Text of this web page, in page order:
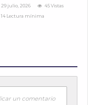
29 julio, 2026
45 Vistas
14 Lectura mínima
un comentario